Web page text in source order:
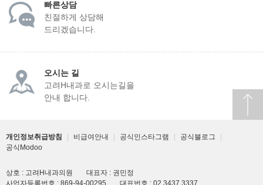
빠른상담
친절하게 상담해
드리겠습니다.
오시는 길
고려H내과로 오시는길을
안내 합니다.
개인정보취급방침 비급여안내 공식인스타그램 공식블로그
공식Modoo
상호 : 고려H내과의원
대표자 : 권민정
사업자등록번호 : 869-94-00295
대표번호 : 02.3437.3337